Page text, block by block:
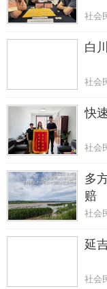
社会
白
社会
快
社会
多
赔
社会
延
社会